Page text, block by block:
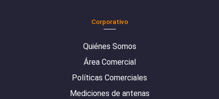
Corporativo
Quiénes Somos
Área Comercial
Políticas Comerciales
Mediciones de antenas